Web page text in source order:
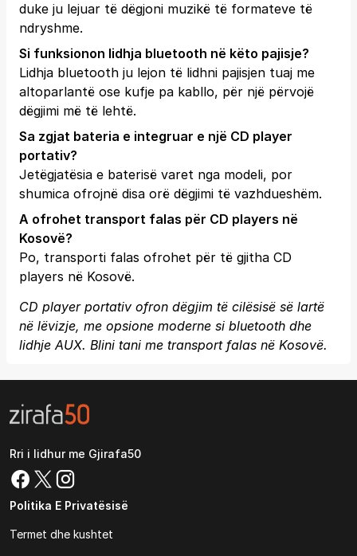
duke ju lejuar të dëgjoni muzikë të formateve të
ndryshme.
Si funksionon lidhja bluetooth në këto pajisje?
Lidhja bluetooth ju lejon të lidhni pajisjen tuaj me
altoparlantë ose kufje pa kabllo, për një përvojë
dëgjimi më të lehtë.
Sa zgjat bateria e integruar e një CD player
portativ?
Jetëgjatësia e baterisë varet nga modeli, por
shumica ofrojnë disa orë dëgjimi të vazhdueshëm.
A ofrohet transport falas për CD players në
Kosovë?
Po, transporti falas ofrohet për të gjitha CD
players në Kosovë.
CD player portativ ofron dëgjim të cilësisë së lartë
në lëvizje, me opsione moderne si bluetooth dhe
lidhje AUX. Blini tani me transport falas në Kosovë.
Rri i lidhur me Gjirafa50
Politika E Privatësisë
Termet dhe kushtet